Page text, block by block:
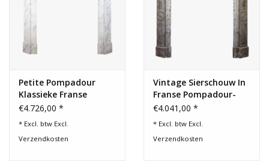
Petite Pompadour
Klassieke Franse
Sierschouw
€4.726,00 *
* Excl. btw Excl.
Verzendkosten
Vintage Sierschouw In
Franse Pompadour-
Stijl
€4.041,00 *
* Excl. btw Excl.
Verzendkosten